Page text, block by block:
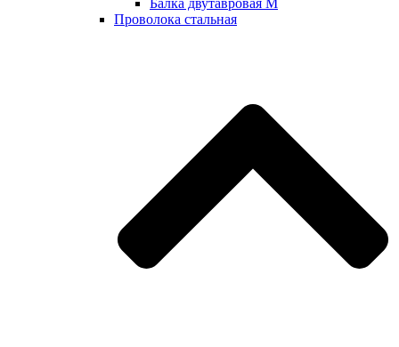
Балка двутавровая М
Проволока стальная